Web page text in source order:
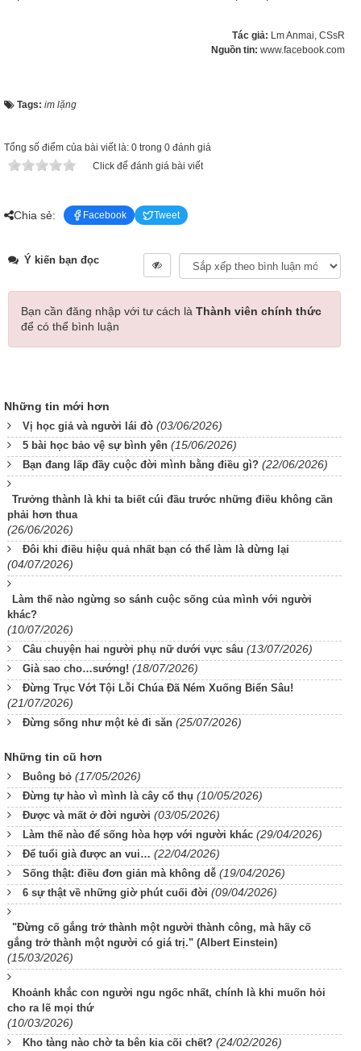
Tác giả: Lm Anmai, CSsR
Nguồn tin: www.facebook.com
Tags: im lặng
Tổng số điểm của bài viết là: 0 trong 0 đánh giá
Click để đánh giá bài viết
Chia sẻ: Facebook Tweet
Ý kiến bạn đọc
Bạn cần đăng nhập với tư cách là Thành viên chính thức
để có thể bình luận
Những tin mới hơn
Vị học giả và người lái đò (03/06/2026)
5 bài học bảo vệ sự bình yên (15/06/2026)
Bạn đang lấp đầy cuộc đời mình bằng điều gì? (22/06/2026)
Trưởng thành là khi ta biết cúi đầu trước những điều không cần
phải hơn thua
(26/06/2026)
Đôi khi điều hiệu quả nhất bạn có thể làm là dừng lại
(04/07/2026)
Làm thế nào ngừng so sánh cuộc sống của mình với người
khác?
(10/07/2026)
Câu chuyện hai người phụ nữ dưới vực sâu (13/07/2026)
Già sao cho…sướng! (18/07/2026)
Đừng Trục Vớt Tội Lỗi Chúa Đã Ném Xuống Biển Sâu!
(21/07/2026)
Đừng sống như một kẻ đi săn (25/07/2026)
Những tin cũ hơn
Buông bỏ (17/05/2026)
Đừng tự hào vì mình là cây cổ thụ (10/05/2026)
Được và mất ở đời người (03/05/2026)
Làm thế nào để sống hòa hợp với người khác (29/04/2026)
Để tuổi già được an vui… (22/04/2026)
Sống thật: điều đơn giản mà không dễ (19/04/2026)
6 sự thật về những giờ phút cuối đời (09/04/2026)
"Đừng cố gắng trở thành một người thành công, mà hãy cố
gắng trở thành một người có giá trị." (Albert Einstein)
(15/03/2026)
Khoảnh khắc con người ngu ngốc nhất, chính là khi muốn hỏi
cho ra lẽ mọi thứ
(10/03/2026)
Kho tàng nào chờ ta bên kia cõi chết? (24/02/2026)